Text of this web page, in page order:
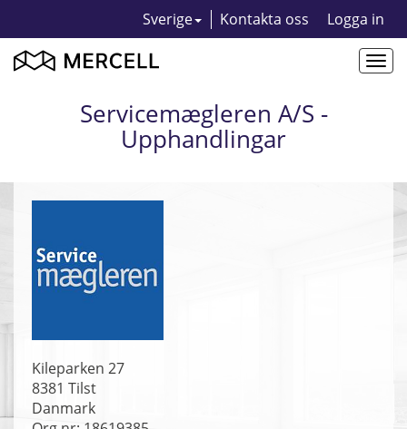
Sverige Kontakta oss Logga in
Servicemægleren A/S -
Upphandlingar
Kileparken 27
8381 Tilst
Danmark